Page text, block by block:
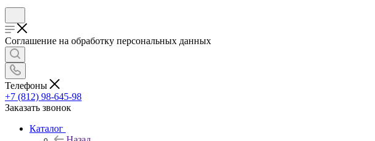
Соглашение на обработку персональных данных
Телефоны
+7 (812) 98-645-98
Заказать звонок
Каталог